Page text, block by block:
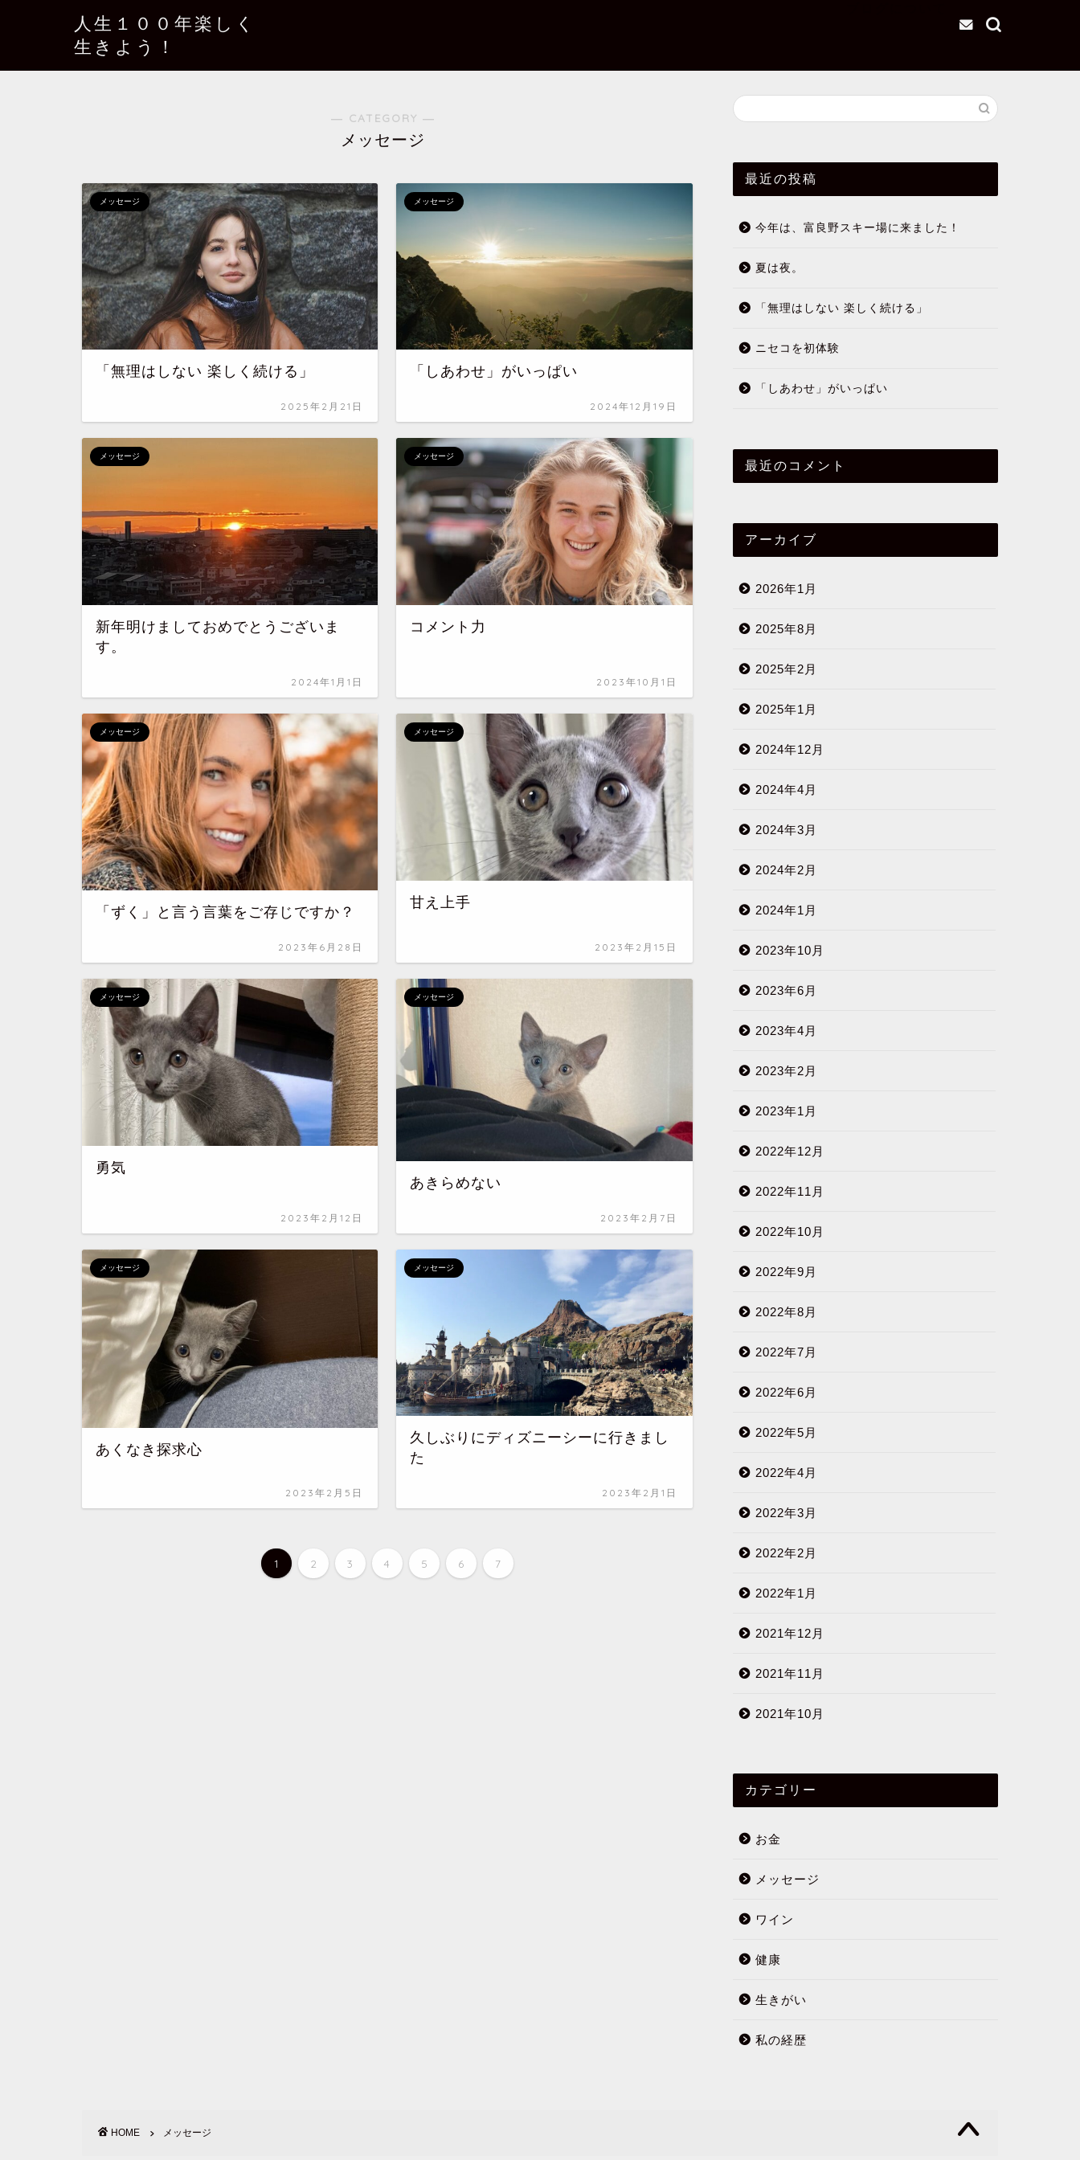
人生１００年楽しく
生きよう！
― CATEGORY ―
メッセージ
メッセージ
「無理はしない 楽しく続ける」
2025年2月21日
メッセージ
「しあわせ」がいっぱい
2024年12月19日
メッセージ
新年明けましておめでとうございま
す。
2024年1月1日
メッセージ
コメント力
2023年10月1日
メッセージ
「ずく」と言う言葉をご存じですか？
2023年6月28日
メッセージ
甘え上手
2023年2月15日
メッセージ
勇気
2023年2月12日
メッセージ
あきらめない
2023年2月7日
メッセージ
あくなき探求心
2023年2月5日
メッセージ
久しぶりにディズニーシーに行きまし
た
2023年2月1日
1 2 3 4 5 6 7
最近の投稿
今年は、富良野スキー場に来ました！
夏は夜。
「無理はしない 楽しく続ける」
ニセコを初体験
「しあわせ」がいっぱい
最近のコメント
アーカイブ
2026年1月
2025年8月
2025年2月
2025年1月
2024年12月
2024年4月
2024年3月
2024年2月
2024年1月
2023年10月
2023年6月
2023年4月
2023年2月
2023年1月
2022年12月
2022年11月
2022年10月
2022年9月
2022年8月
2022年7月
2022年6月
2022年5月
2022年4月
2022年3月
2022年2月
2022年1月
2021年12月
2021年11月
2021年10月
カテゴリー
お金
メッセージ
ワイン
健康
生きがい
私の経歴
HOME メッセージ